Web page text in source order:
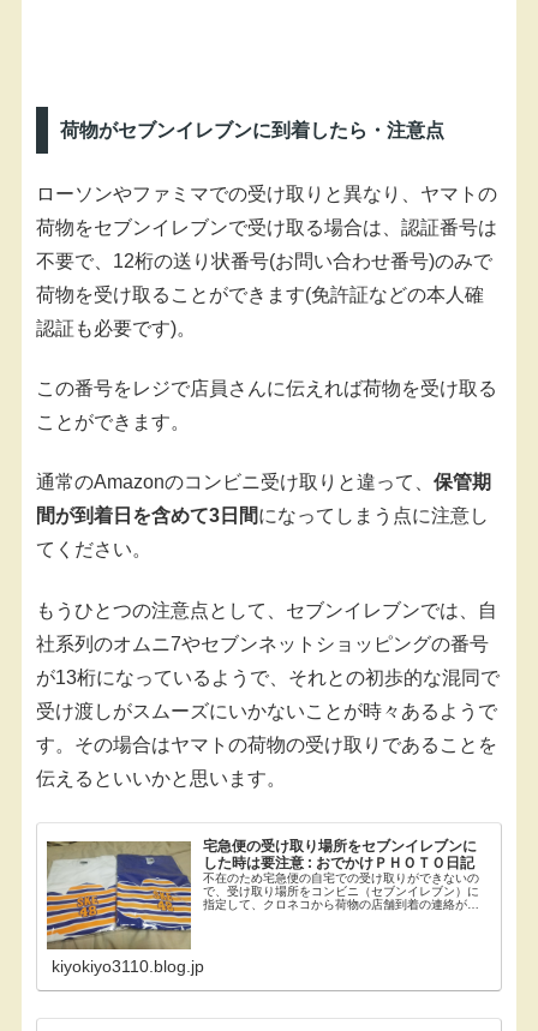
荷物がセブンイレブンに到着したら・注意点
ローソンやファミマでの受け取りと異なり、ヤマトの
荷物をセブンイレブンで受け取る場合は、認証番号は
不要で、12桁の送り状番号(お問い合わせ番号)のみで
荷物を受け取ることができます(免許証などの本人確
認証も必要です)。
この番号をレジで店員さんに伝えれば荷物を受け取る
ことができます。
通常のAmazonのコンビニ受け取りと違って、 保管期
間が到着日を含めて3日間になってしまう点に注意し
てください。
もうひとつの注意点として、セブンイレブンでは、自
社系列のオムニ7やセブンネットショッピングの番号
が13桁になっているようで、それとの初歩的な混同で
受け渡しがスムーズにいかないことが時々あるようで
す。その場合はヤマトの荷物の受け取りであることを
伝えるといいかと思います。
宅急便の受け取り場所をセブンイレブンに
した時は要注意 : おでかけＰＨＯＴＯ日記
不在のため宅急便の自宅での受け取りができないの
で、受け取り場所をコンビニ（セブンイレブン）に
指定して、クロネコから荷物の店舗到着の連絡が来
kiyokiyo3110.blog.jp